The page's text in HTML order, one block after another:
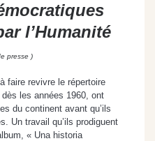
l’Humanité
presse )
faire revivre le répertoire
les années 1960, ont
du continent avant qu’ils
Un travail qu’ils prodiguent
« Una historia